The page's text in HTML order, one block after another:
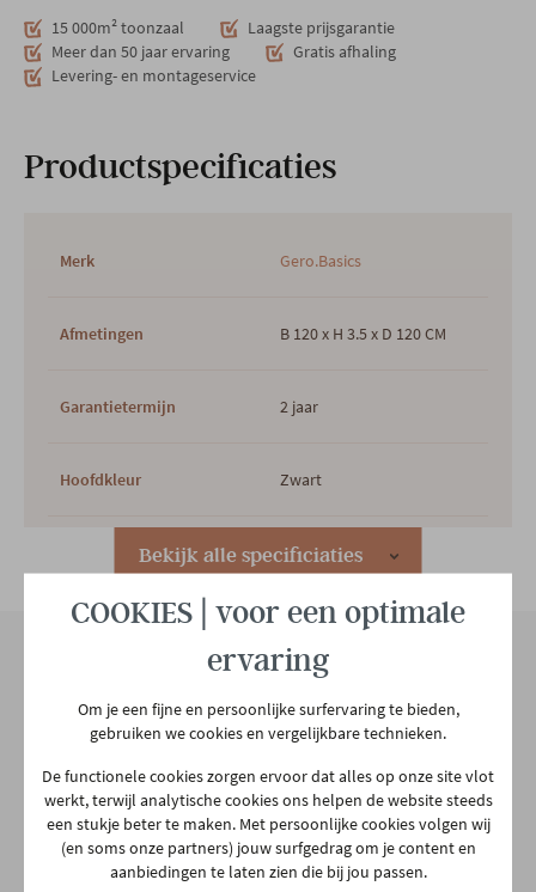
15 000m² toonzaal
Laagste prijsgarantie
Meer dan 50 jaar ervaring
Gratis afhaling
Levering- en montageservice
Productspecificaties
Bekijk alle specificiaties
Merk Gero.Basics
Afmetingen B 120 x H 3.5 x D 120 CM
Garantietermijn 2 jaar
Hoofdkleur Zwart
Hoofdmateriaal Polyester
Woonstijl Hedendaags
Gewicht 2.74 kg
Onze winkel
Aarschotsesteenweg 151
2500 Lier
03 480 42 26
info@gerowonen.be
Ma
10:00 - 18:30
COOKIES | voor een optimale
ervaring
Om je een fijne en persoonlijke surfervaring te bieden,
gebruiken we cookies en vergelijkbare technieken.
De functionele cookies zorgen ervoor dat alles op onze site vlot
werkt, terwijl analytische cookies ons helpen de website steeds
een stukje beter te maken. Met persoonlijke cookies volgen wij
(en soms onze partners) jouw surfgedrag om je content en
aanbiedingen te laten zien die bij jou passen.